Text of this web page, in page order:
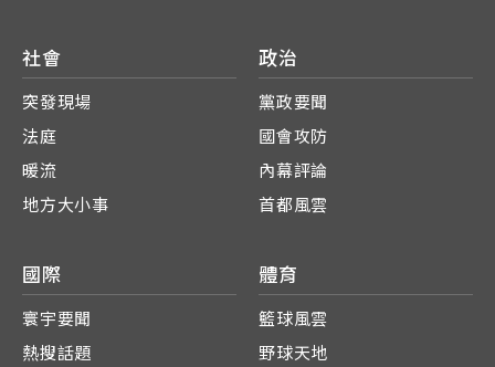
社會
突發現場
法庭
暖流
地方大小事
政治
黨政要聞
國會攻防
內幕評論
首都風雲
國際
寰宇要聞
熱搜話題
體育
籃球風雲
野球天地